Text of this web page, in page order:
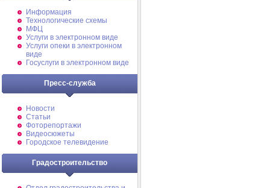
Информация
Технологические схемы
МФЦ
Услуги в электронном виде
Услуги опеки в электронном
виде
Госуслуги в электронном виде
Пресс-служба
Новости
Статьи
Фоторепортажи
Видеосюжеты
Городское телевидение
Градостроительство